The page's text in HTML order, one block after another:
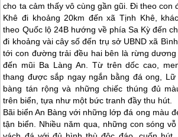
cho ta cảm thấy vô cùng gần gũi. Đi theo con
Khê đi khoảng 20km đến xã Tịnh Khê,
theo Quốc lộ 24B hướng về phía Sa Kỳ đến
đi khoảng vài cây số đến trụ sở UBND xã
tới con đường trải đều hai bên là rừng
đến mũi Ba Làng An. Từ trên dốc cao,
thang được sắp ngay ngắn bằng đá ong,
bàng tán rộng và những chiếc thúng đủ
trên biển, tựa như một bức tranh đầy thu hút.
Bãi biển An Bàng với những lớp đá ong màu
tận biển. Nhiều năm qua, những con sóng